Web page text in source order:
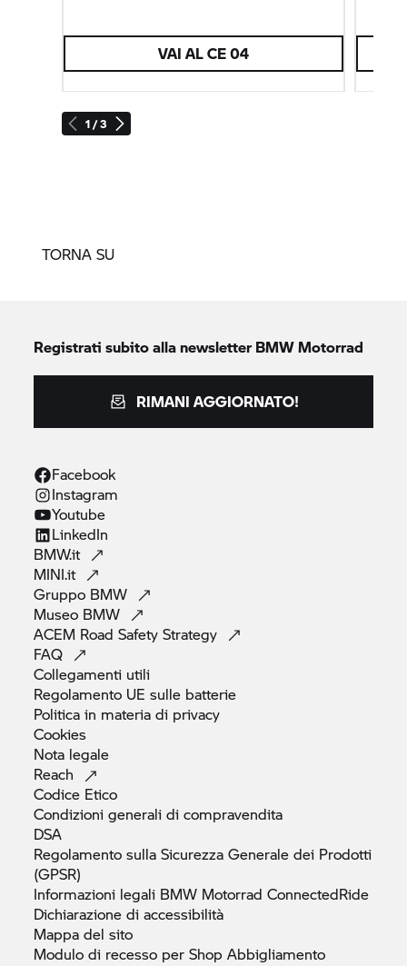
1 / 3
VAI ALCE 04
TORNA SU
Registrati subito alla newsletterBMW Motorrad
RIMANI AGGIORNATO!
Facebook
Instagram
Youtube
LinkedIn
BMW.it
MINI.it
Gruppo BMW
Museo BMW
ACEM Road SafetyStrategy
FAQ
Collegamenti utili
Regolamento UE sulle batterie
Politica in materia di privacy
Cookies
Nota legale
Reach
Codice Etico
Condizioni generali dicompravendita
DSA
Regolamento sulla Sicurezza Generale dei Prodotti
(GPSR)
Informazioni legali BMW Motorrad ConnectedRide
Dichiarazione diaccessibilità
Mappa delsito
Modulo di recesso per ShopAbbigliamento